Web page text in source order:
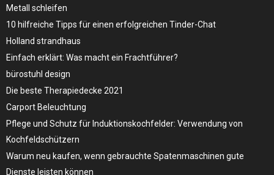
Metall schleifen
10 hilfreiche Tipps für einen erfolgreichen Tinder-Chat
Holland strandhaus
Einfach erklärt: Was macht ein Frachtführer?
bürostuhl design
Die beste Therapiedecke 2021
Carport Beleuchtung
Pflege und Schutz für Induktionskochfelder: Verwendung von
Kochfeldschützern
Warum neu kaufen, wenn gebrauchte Spatenmaschinen gute
Dienste leisten können